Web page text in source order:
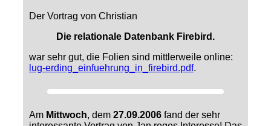
Der Vortrag von Christian
Die relationale Datenbank Firebird.
war sehr gut, die Folien sind mittlerweile online:
lug-erding_einfuehrung_in_firebird.pdf.
Am Mittwoch, dem 27.09.2006 fand der sehr